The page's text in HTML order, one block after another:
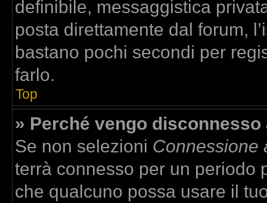
definibile, messaggistica
posta direttamente dal forum,
bastano pochi secondi per
farlo.
Top
» Perché vengo
Se non selezioni Connessione
terrà connesso per un periodo
che qualcuno possa usare il